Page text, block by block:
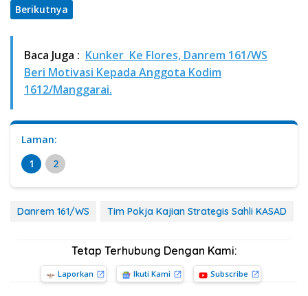
Berikutnya
Baca Juga : Kunker Ke Flores, Danrem 161/WS
Beri Motivasi Kepada Anggota Kodim
1612/Manggarai.
Laman:
1
2
Danrem 161/WS Tim Pokja Kajian Strategis Sahli KASAD
Tetap Terhubung Dengan Kami:
Laporkan Ikuti Kami Subscribe